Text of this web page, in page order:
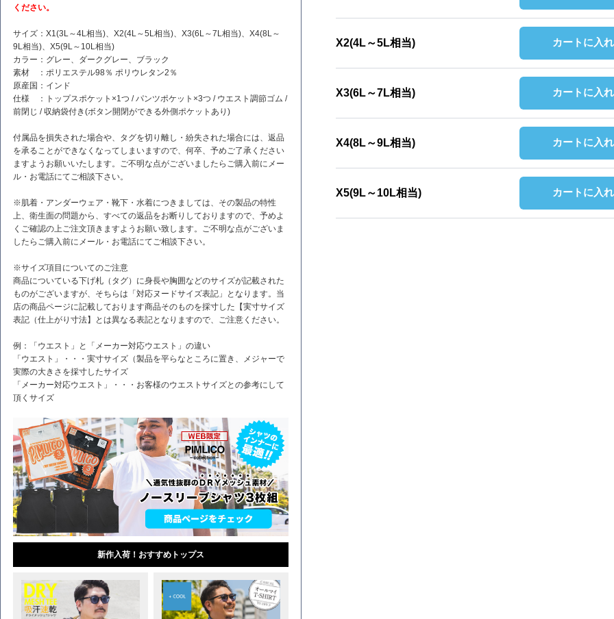
X2(4L～5L相当) カートに入
X3(6L～7L相当) カートに入
X4(8L～9L相当) カートに入
X5(9L～10L相当) カートに入
ください。
サイズ：X1(3L～4L相当)、X2(4L～5L相当)、X3(6L～7L相当)、X4(8L～
9L相当)、X5(9L～10L相当)
カラー：グレー、ダークグレー、ブラック
素材 ：ポリエステル98％ ポリウレタン2％
原産国：インド
仕様 ：トップスポケット×1つ / パンツポケット×3つ / ウエスト調節ゴム /
前閉じ / 収納袋付き(ボタン開閉ができる外側ポケットあり)
付属品を損失された場合や、タグを切り離し・紛失された場合には、返品
を承ることができなくなってしまいますので、何卒、予めご了承ください
ますようお願いいたします。ご不明な点がございましたらご購入前にメー
ル・お電話にてご相談下さい。
※肌着・アンダーウェア・靴下・水着につきましては、その製品の特性
上、衛生面の問題から、すべての返品をお断りしておりますので、予めよ
くご確認の上ご注文頂きますようお願い致します。ご不明な点がございま
したらご購入前にメール・お電話にてご相談下さい。
※サイズ項目についてのご注意
商品についている下げ札（タグ）に身長や胸囲などのサイズが記載された
ものがございますが、そちらは「対応ヌードサイズ表記」となります。当
店の商品ページに記載しております商品そのものを採寸した【実寸サイズ
表記（仕上がり寸法】とは異なる表記となりますので、ご注意ください。
例：「ウエスト」と「メーカー対応ウエスト」の違い
「ウエスト」・・・実寸サイズ（製品を平らなところに置き、メジャーで
実際の大きさを採寸したサイズ
「メーカー対応ウエスト」・・・お客様のウエストサイズとの参考にして
頂くサイズ
新作入荷！おすすめトップス